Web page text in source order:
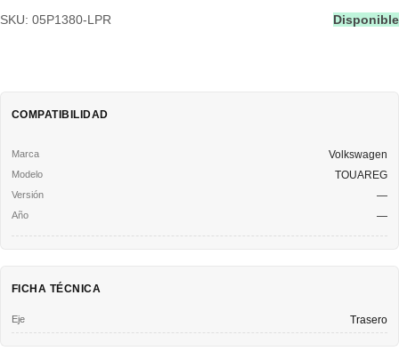
SKU: 05P1380-LPR Disponible
COMPATIBILIDAD
Volkswagen
TOUAREG
—
—
FICHA TÉCNICA
Eje Trasero